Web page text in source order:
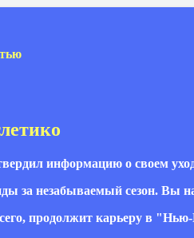
информацию о своем
незабываемый сезон. Вы
продолжит карьеру в